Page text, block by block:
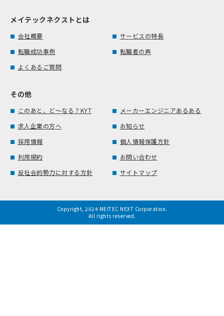
メイテックネクストとは
会社概要
サービスの特長
転職成功事例
転職者の声
よくあるご質問
その他
このあと、ど～なる？KYT
メーカーエンジニアあるある
求人企業の方へ
お知らせ
採用情報
個人情報保護方針
利用規約
お問い合わせ
反社会的勢力に対する方針
サイトマップ
Copyright, 2024 MEITEC NEXT Corporation.
All rights reserved.